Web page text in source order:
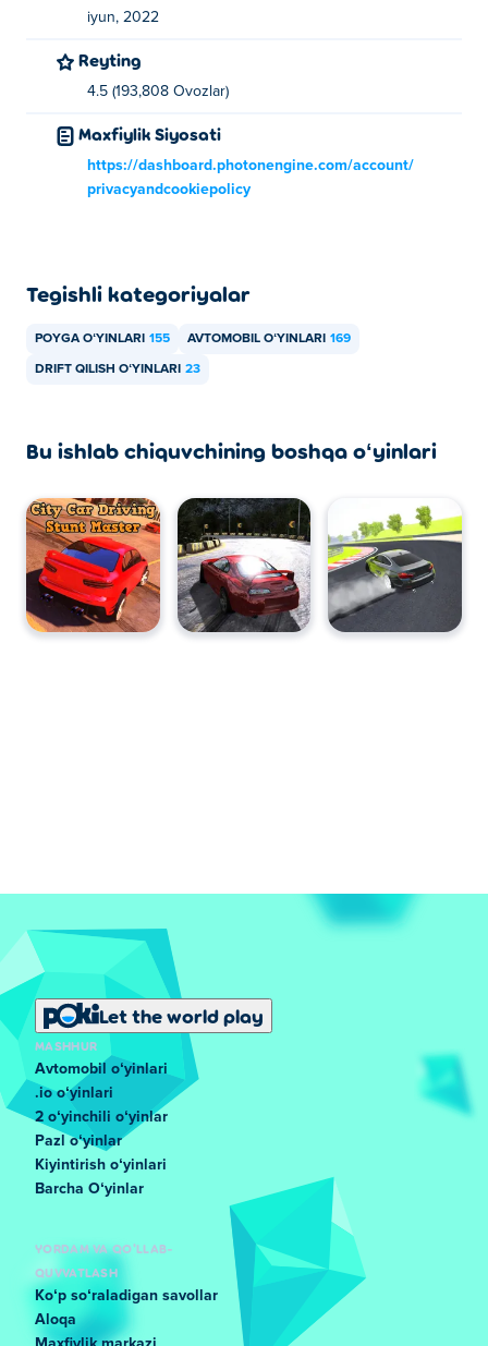
iyun, 2022
Reyting
4.5 (193,808 Ovozlar)
Maxfiylik Siyosati
https://dashboard.photonengine.com/account/
privacyandcookiepolicy
Tegishli kategoriyalar
POYGA OʻYINLARI 155 AVTOMOBIL OʻYINLARI 169
DRIFT QILISH OʻYINLARI 23
Bu ishlab chiquvchining boshqa oʻyinlari
Let the world play
MASHHUR
Avtomobil oʻyinlari
.io oʻyinlari
2 oʻyinchili oʻyinlar
Pazl oʻyinlar
Kiyintirish oʻyinlari
Barcha Oʻyinlar
YORDAM VA QO'LLAB-
QUVVATLASH
Koʻp soʻraladigan savollar
Aloqa